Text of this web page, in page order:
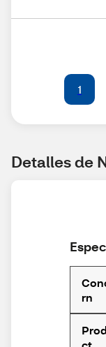
1
Detalles de
rn